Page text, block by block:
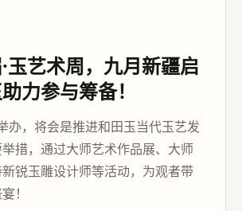
玉艺术周，九月新疆启
力参与筹备！
办，将会是推进和田玉当代玉艺发
措，通过大师艺术作品展、大师
锐玉雕设计师等活动，为观者带
！